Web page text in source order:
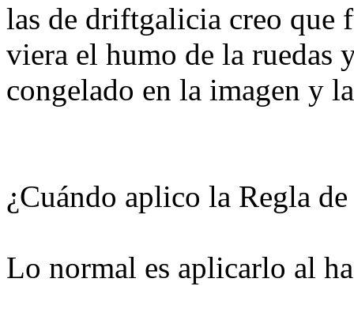
las de driftgalicia creo que
viera el humo de la ruedas
congelado en la imagen y
¿Cuándo aplico la Regla
Lo normal es aplicarlo al